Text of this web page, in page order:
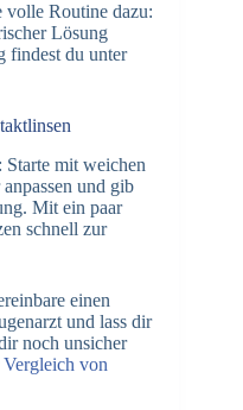
volle Routine dazu:
Lösung
findest du unter
Starte mit weichen
und gib
Mit ein paar
schnell zur
einen
und lass dir
noch unsicher
Vergleich von